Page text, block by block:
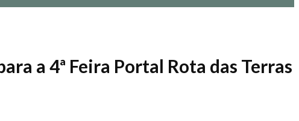
a 4ª Feira Portal Rota das Terras